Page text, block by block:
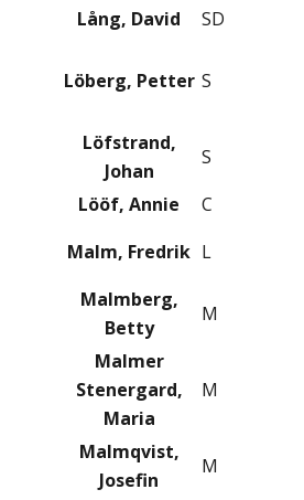
Lång, David
SD
Löberg, Petter S
Löfstrand,
Johan
S
Lööf, Annie
C
Malm, Fredrik L
Malmberg,
Betty
M
Malmer
Stenergard,
Maria
M
Malmqvist,
Josefin
M